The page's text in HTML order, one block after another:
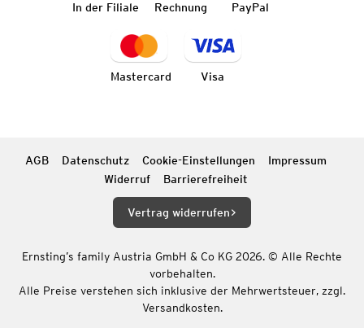
In der Filiale Rechnung PayPal
Mastercard Visa
AGB Datenschutz Cookie-Einstellungen
Impressum
Widerruf
Barrierefreiheit
Vertrag widerrufen
Ernsting’s family Austria GmbH & Co KG 2026. © Alle Rechte
vorbehalten.
Alle Preise verstehen sich inklusive der Mehrwertsteuer, zzgl.
Versandkosten.